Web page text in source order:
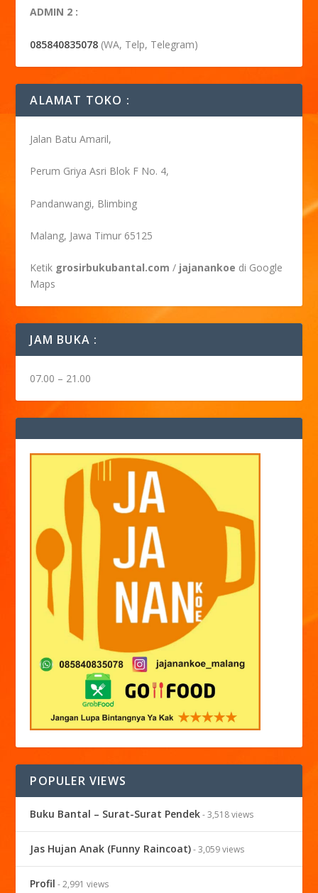
ADMIN 2 :
085840835078 (WA, Telp, Telegram)
ALAMAT TOKO :
Jalan Batu Amaril,
Perum Griya Asri Blok F No. 4,
Pandanwangi, Blimbing
Malang, Jawa Timur 65125
Ketik grosirbukubantal.com / jajanankoe di Google
Maps
JAM BUKA :
07.00 – 21.00
POPULER VIEWS
Buku Bantal – Surat-Surat Pendek- 3,518 views
Jas Hujan Anak (Funny Raincoat)- 3,059 views
Profil - 2,991 views